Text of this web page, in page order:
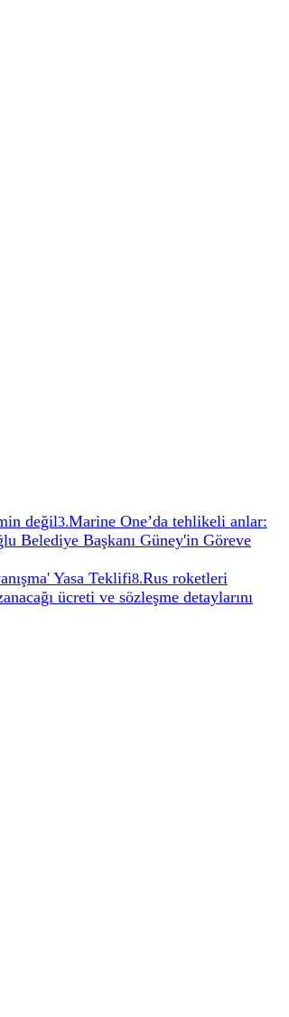
değil3.Marine One’da tehlikeli anlar:
Belediye Başkanı Güney'in Göreve
Yasa Teklifi8.Rus roketleri
ücreti ve sözleşme detaylarını